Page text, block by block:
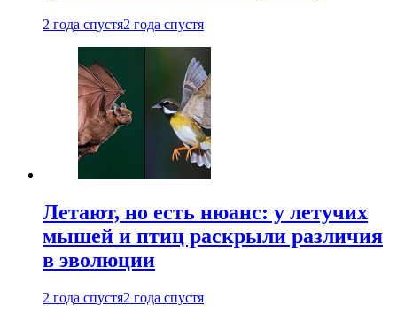
2 года спустя2 года спустя
Летают, но есть нюанс: у летучих
мышей и птиц раскрыли различия
в эволюции
2 года спустя2 года спустя